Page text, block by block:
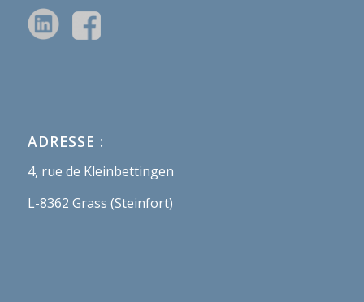
ADRESSE :
4, rue de Kleinbettingen
L-8362 Grass (Steinfort)